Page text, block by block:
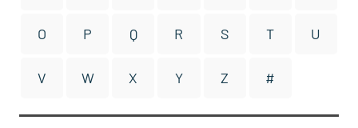
O P Q R S T U
V W X Y Z #